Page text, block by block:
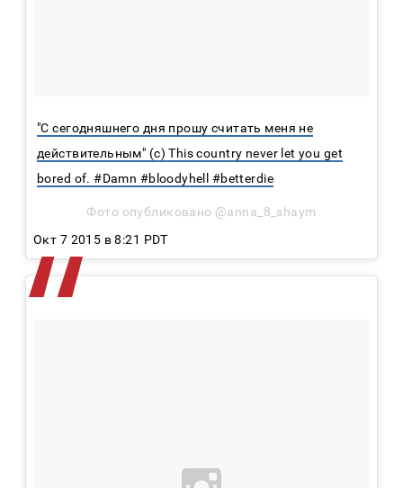
"С сегодняшнего дня прошу считать меня не
действительным" (с) This country never let you get
bored of. #Damn #bloodyhell #betterdie
Фото опубликовано @anna_8_shaym
Окт 7 2015 в 8:21 PDT